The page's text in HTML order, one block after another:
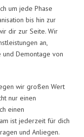
um jede Phase
bis hin zur
dir zur Seite. Wir
an,
und Demontage von
wir großen Wert
nur einen
einen
ist jederzeit für dich
und Anliegen.